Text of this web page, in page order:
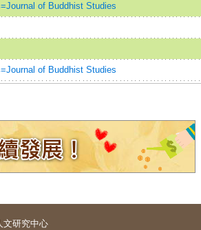
of Buddhist Studies
of Buddhist Studies
文研究中心